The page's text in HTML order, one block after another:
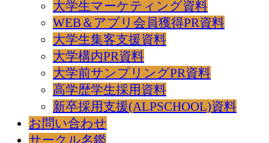
大学生マーケティング資料
WEB＆アプリ会員獲得PR資料
大学生集客支援資料
大学構内PR資料
大学前サンプリングPR資料
高学歴学生採用資料
新卒採用支援(ALPSCHOOL)資料
お問い合わせ
サークル名鑑